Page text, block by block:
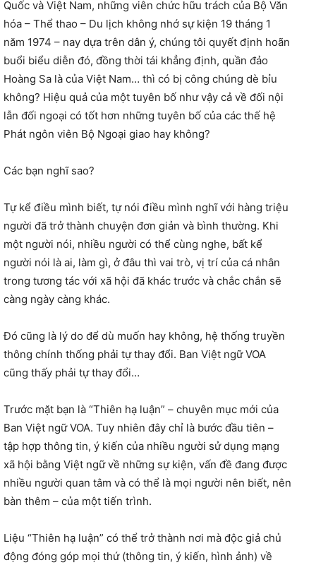
Quốc và Việt Nam, những viên chức hữu trách của Bộ Văn
hóa – Thể thao – Du lịch không nhớ sự kiện 19 tháng 1
năm 1974 – nay dựa trên dân ý, chúng tôi quyết định hoãn
buổi biểu diễn đó, đồng thời tái khẳng định, quần đảo
Hoàng Sa là của Việt Nam… thì có bị công chúng dè bỉu
không? Hiệu quả của một tuyên bố như vậy cả về đối nội
lẫn đối ngoại có tốt hơn những tuyên bố của các thế hệ
Phát ngôn viên Bộ Ngoại giao hay không?
Các bạn nghĩ sao?
Tự kể điều mình biết, tự nói điều mình nghĩ với hàng triệu
người đã trở thành chuyện đơn giản và bình thường. Khi
một người nói, nhiều người có thể cùng nghe, bất kể
người nói là ai, làm gì, ở đâu thì vai trò, vị trí của cá nhân
trong tương tác với xã hội đã khác trước và chắc chắn sẽ
càng ngày càng khác.
Đó cũng là lý do để dù muốn hay không, hệ thống truyền
thông chính thống phải tự thay đổi. Ban Việt ngữ VOA
cũng thấy phải tự thay đổi…
Trước mặt bạn là “Thiên hạ luận” – chuyên mục mới của
Ban Việt ngữ VOA. Tuy nhiên đây chỉ là bước đầu tiên –
tập hợp thông tin, ý kiến của nhiều người sử dụng mạng
xã hội bằng Việt ngữ về những sự kiện, vấn đề đang được
nhiều người quan tâm và có thể là mọi người nên biết, nên
bàn thêm – của một tiến trình.
Liệu “Thiên hạ luận” có thể trở thành nơi mà độc giả chủ
động đóng góp mọi thứ (thông tin, ý kiến, hình ảnh) về